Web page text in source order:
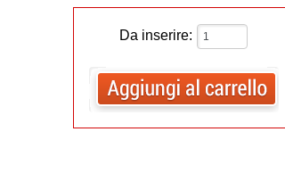
Da inserire: